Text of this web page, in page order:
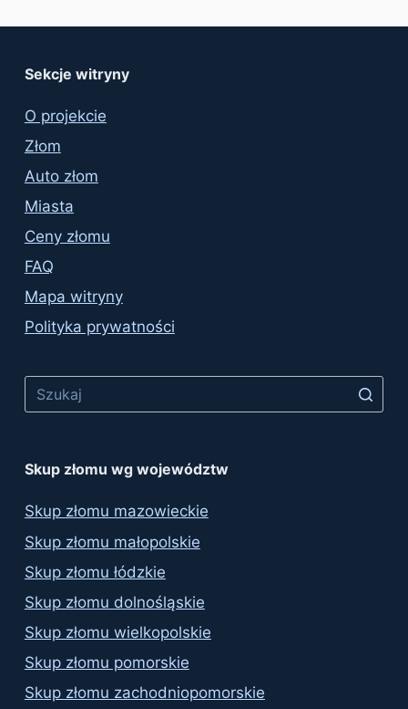
Sekcje witryny
O projekcie
Złom
Auto złom
Miasta
Ceny złomu
FAQ
Mapa witryny
Polityka prywatności
Skup złomu wg województw
Skup złomu mazowieckie
Skup złomu małopolskie
Skup złomu łódzkie
Skup złomu dolnośląskie
Skup złomu wielkopolskie
Skup złomu pomorskie
Skup złomu zachodniopomorskie